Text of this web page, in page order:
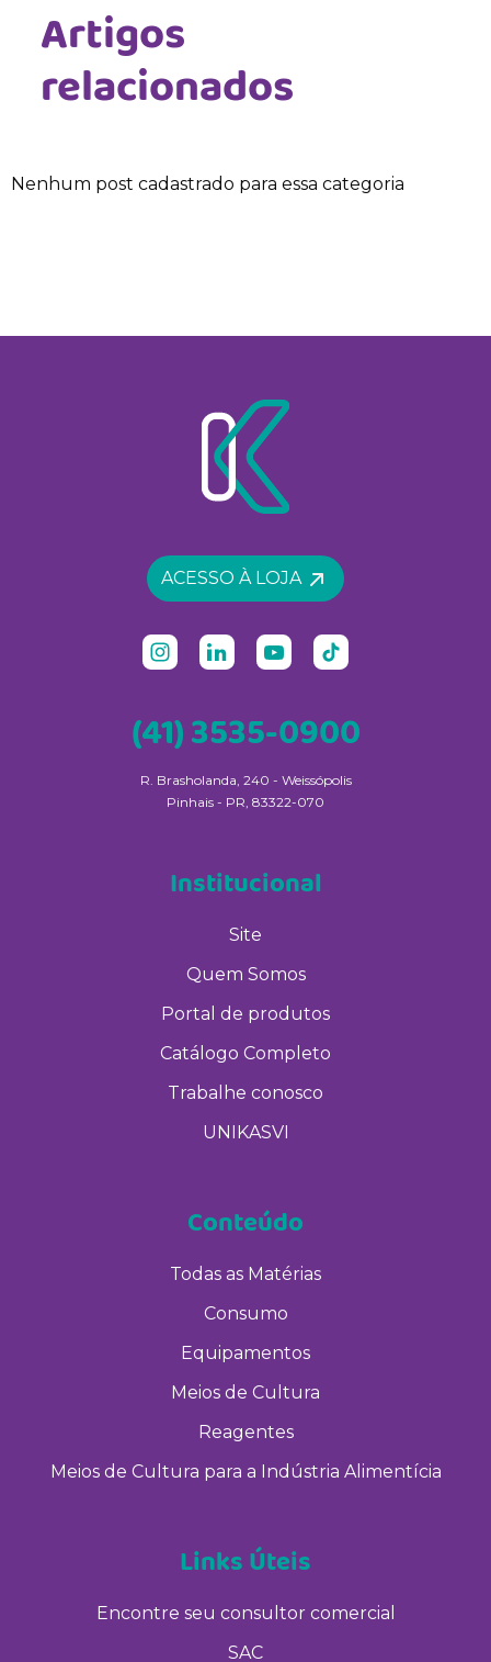
Artigos
relacionados
Nenhum post cadastrado para essa categoria
ACESSO À LOJA
(41) 3535-0900
R. Brasholanda, 240 - Weissópolis
Pinhais - PR, 83322-070
Institucional
Site
Quem Somos
Portal de produtos
Catálogo Completo
Trabalhe conosco
UNIKASVI
Conteúdo
Todas as Matérias
Consumo
Equipamentos
Meios de Cultura
Reagentes
Meios de Cultura para a Indústria Alimentícia
Links Úteis
Encontre seu consultor comercial
SAC